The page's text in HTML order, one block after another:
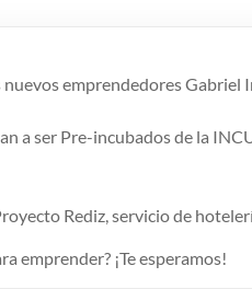
nuevos emprendedores Gabriel
a ser Pre-incubados de la
Rediz, servicio de
emprender? ¡Te esperamos!